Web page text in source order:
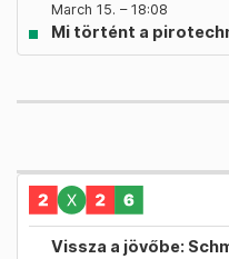
March 15. – 18:08
Mi történt a
Vissza a jövőbe: